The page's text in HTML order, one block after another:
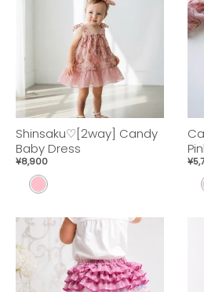
Shinsaku♡[2way] Candy
Baby Dress
¥8,900
P
N
K